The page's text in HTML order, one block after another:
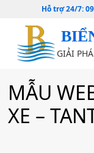
Hỗ trợ 24/7:
GIẢI
MẪU
XE –